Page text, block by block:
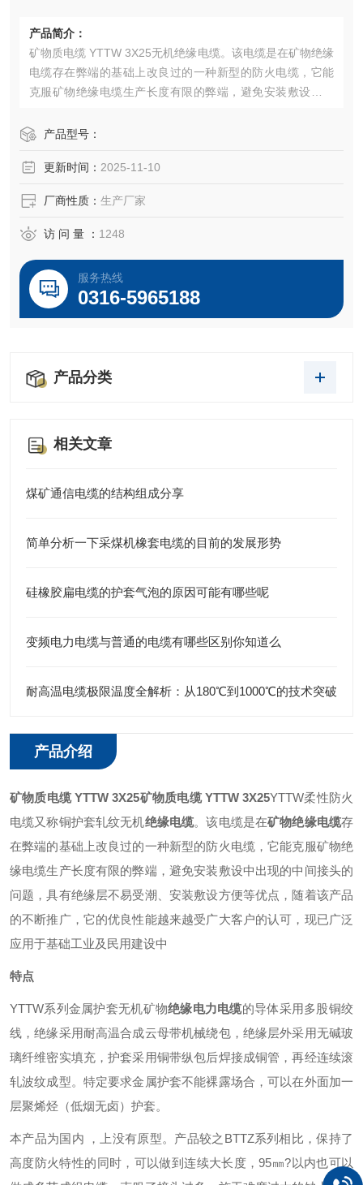
产品简介：
矿物质电缆 YTTW 3X25无机绝缘电缆。该电缆是在矿物绝缘
电缆存在弊端的基础上改良过的一种新型的防火电缆，它能
克服矿物绝缘电缆生产长度有限的弊端，避免安装敷设中出
等优点，随着该产品的不断推广，它的优良性能越来越受广
特点
YTTW系列金属护套无机矿物绝缘电力电缆的导体采用多股铜
绞线，
产品型号：
更新时间： 2025-11-10
厂商性质： 生产厂家
访 问 量 ： 1248
服务热线
0316-5965188
产品分类
相关文章
煤矿通信电缆的结构组成分享
简单分析一下采煤机橡套电缆的目前的发展形势
硅橡胶扁电缆的护套气泡的原因可能有哪些呢
变频电力电缆与普通的电缆有哪些区别你知道么
耐高温电缆极限温度全解析：从180℃到1000℃的技术突破
产品介绍
矿物质电缆 YTTW 3X25矿物质电缆 YTTW 3X25YTTW柔性防火
电缆又称铜护套轧纹无机绝缘电缆。该电缆是在矿物绝缘电缆存
在弊端的基础上改良过的一种新型的防火电缆，它能克服矿物绝
缘电缆生产长度有限的弊端，避免安装敷设中出现的中间接头的
问题，具有绝缘层不易受潮、安装敷设方便等优点，随着该产品
的不断推广，它的优良性能越来越受广大客户的认可，现已广泛
应用于基础工业及民用建设中
特点
YTTW系列金属护套无机矿物绝缘电力电缆的导体采用多股铜绞
线，绝缘采用耐高温合成云母带机械绕包，绝缘层外采用无碱玻
璃纤维密实填充，护套采用铜带纵包后焊接成铜管，再经连续滚
轧波纹成型。特定要求金属护套不能裸露场合，可以在外面加一
层聚烯烃（低烟无卤）护套。
本产品为国内 ，上没有原型。产品较之BTTZ系列相比，保持了
高度防火特性的同时，可以做到连续大长度，95㎜?以内也可以